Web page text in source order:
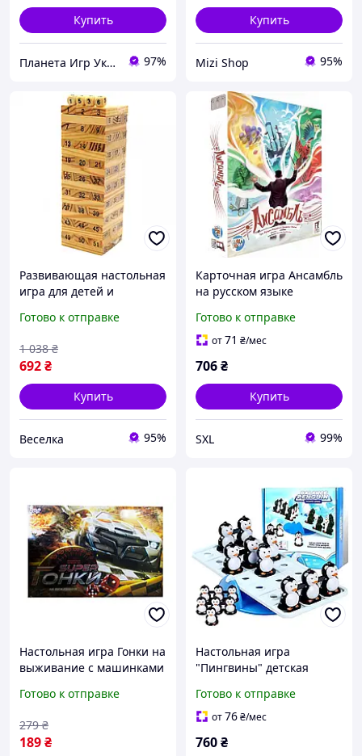
Купить
Планета Игр Украина 💙💛 97%
Купить
Mizi Shop 95%
Развивающая настольная
игра для детей и
логического мышления и
Готово к отправке
692₴
1 038 ₴
Купить
Веселка 95%
Карточная игра Ансамбль
на русском языке
настольная игра для
компании 2-10 игроков
мышление комплект
Готово к отправке
от71 ₴/мес
706₴
Купить
SXL 99%
Настольная игра Гонки на
выживание с машинками
развития логики и
Готово к отправке
189₴
279 ₴
Настольная игра
"Пингвины" детская
балансир,на логику
мышление и мелкую
Готово к отправке
от76₴/мес
760₴